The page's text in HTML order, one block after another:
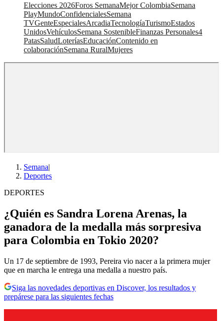
Elecciones 2026Foros SemanaMejor ColombiaSemana
PlayMundoConfidencialesSemana
TVGenteEspecialesArcadiaTecnologíaTurismoEstados
UnidosVehículosSemana SostenibleFinanzas Personales4
PatasSaludLoteríasEducaciónContenido en
colaboraciónSemana RuralMujeres
Semana|
Deportes
DEPORTES
¿Quién es Sandra Lorena Arenas, la
ganadora de la medalla más sorpresiva
para Colombia en Tokio 2020?
Un 17 de septiembre de 1993, Pereira vio nacer a la primera mujer
que en marcha le entrega una medalla a nuestro país.
Siga las novedades deportivas en Discover, los resultados y
prepárese para las siguientes fechas